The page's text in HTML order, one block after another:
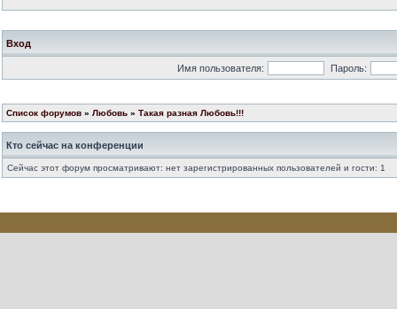
Вход
Имя пользователя: Пароль:
Список форумов » Любовь » Такая разная Любовь!!!
Кто сейчас на конференции
Сейчас этот форум просматривают: нет зарегистрированных пользователей и гости: 1